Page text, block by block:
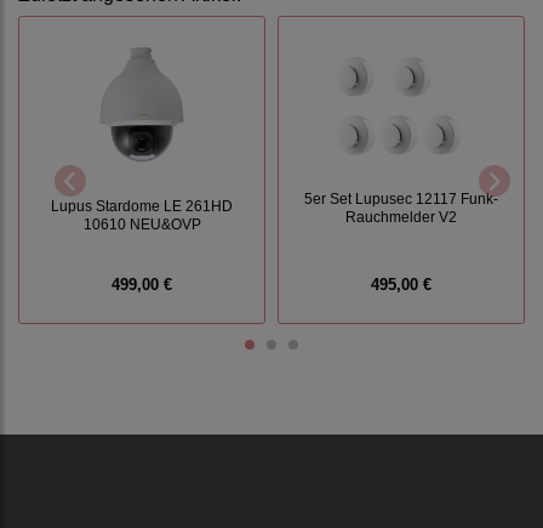
Lupus Stardome LE 261HD
10610 NEU&OVP
499,00 €
5er Set Lupusec 12117 Funk-
Rauchmelder V2
495,00 €